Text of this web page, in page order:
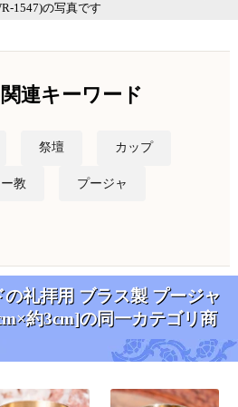
1547)の写真です
連キーワード
祭壇 カップ
教 プージャ
の礼拝用 ブラス製 プージャ
約3cm]の同一カテゴリ商